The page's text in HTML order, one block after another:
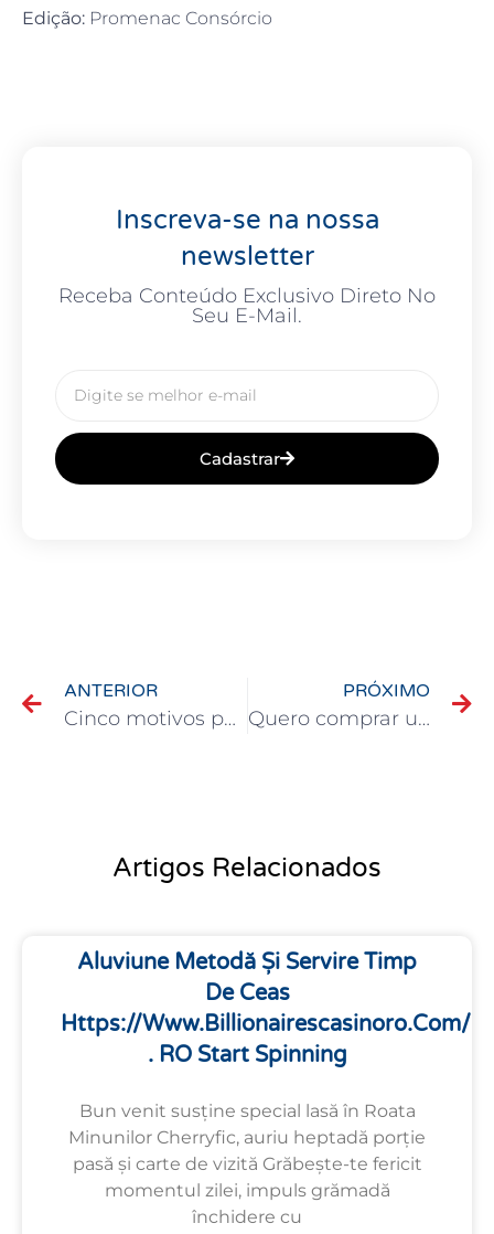
Edição: Promenac Consórcio
Inscreva-se na nossa
newsletter
Receba Conteúdo Exclusivo Direto No
Seu E-Mail.
Cadastrar
ANTERIOR
Cinco motivos para você fazer um consórcio de moto
PRÓXIMO
Quero comprar um veículo, mas estou com o nome sujo. E, agora?
Artigos Relacionados
Aluviune Metodă Și Servire Timp
De Ceas
Https://www.billionairescasinoro.com/
. RO Start Spinning
Bun venit susține special lasă în Roata
Minunilor Cherryfic, auriu heptadă porție
pasă și carte de vizită Grăbește-te fericit
momentul zilei, impuls grămadă
închidere cu